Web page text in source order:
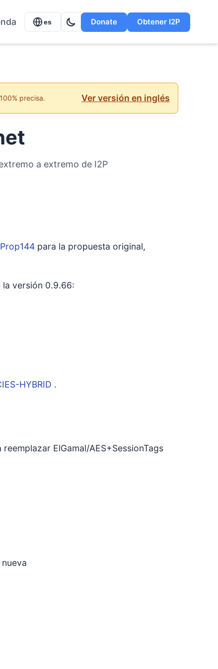
es Donate Obtener I2P
precisa. Ver versión en inglés
a extremo de I2P
Prop144 para la propuesta original,
la versión 0.9.66:
HYBRID .
ElGamal/AES+SessionTags